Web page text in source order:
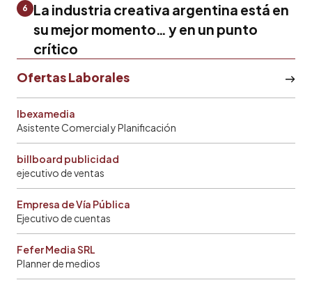
6
La industria creativa argentina está en
su mejor momento… y en un punto
crítico
Ofertas Laborales
Ibexamedia
Asistente Comercial y Planificación
billboard publicidad
ejecutivo de ventas
Empresa de Vía Pública
Ejecutivo de cuentas
Fefer Media SRL
Planner de medios